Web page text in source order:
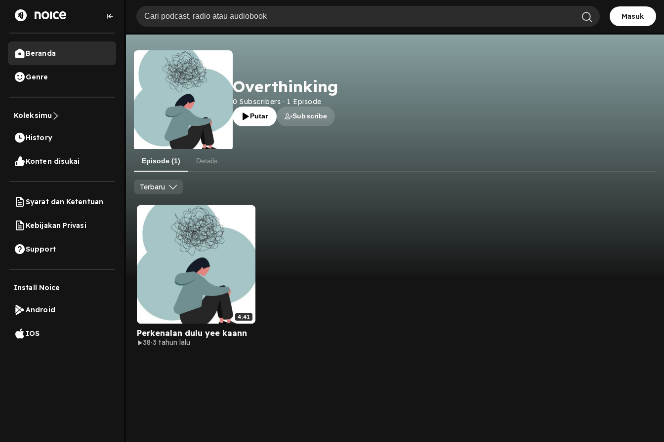
Beranda
Genre
Koleksimu
History
Konten disukai
Syarat dan Ketentuan
Kebijakan Privasi
Support
Install Noice
Android
IOS
Masuk
Overthinking
0 Subscribers · 1 Episode
Putar Subscribe
Episode (1) Details
Terbaru
4:41
Perkenalan dulu yee kaann
38 3 tahun lalu